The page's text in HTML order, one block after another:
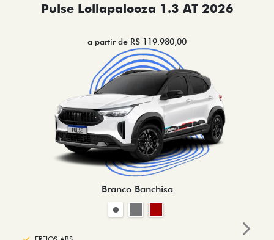
Pulse Lollapalooza 1.3 AT 2026
a partir de R$ 119.980,00
Branco Banchisa
Next